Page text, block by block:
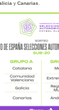
y Canarias.